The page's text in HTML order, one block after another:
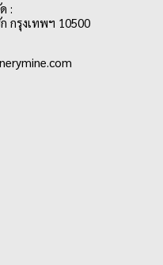
:
กรุงเทพฯ 10500